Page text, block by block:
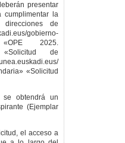
presentar
cumplimentar la
de
gobierno-
«OPE 2025.
«Solicitud de
«Solicitud
se obtendrá un
(Ejemplar
el acceso a